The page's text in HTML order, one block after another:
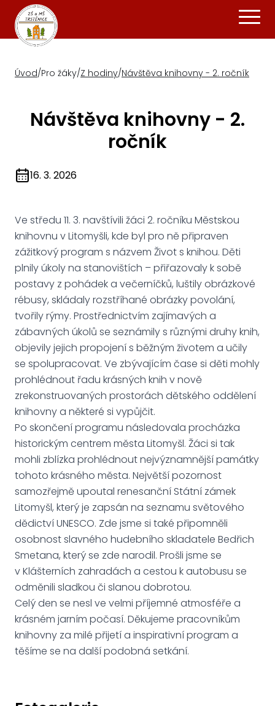
Úvod/Pro žáky/Z hodiny/Návštěva knihovny - 2. ročník
Návštěva knihovny - 2.
ročník
16. 3. 2026
Ve středu 11. 3. navštívili žáci 2. ročníku Městskou
knihovnu v Litomyšli, kde byl pro ně připraven
zážitkový program s názvem Život s knihou. Děti
plnily úkoly na stanovištích – přiřazovaly k sobě
postavy z pohádek a večerníčků, luštily obrázkové
rébusy, skládaly rozstříhané obrázky povolání,
tvořily rýmy. Prostřednictvím zajímavých a
zábavných úkolů se seznámily s různými druhy knih,
objevily jejich propojení s běžným životem a učily
se spolupracovat. Ve zbývajícím čase si děti mohly
prohlédnout řadu krásných knih v nově
zrekonstruovaných prostorách dětského oddělení
knihovny a některé si vypůjčit.
Po skončení programu následovala procházka
historickým centrem města Litomyšl. Žáci si tak
mohli zblízka prohlédnout nejvýznamnější památky
tohoto krásného města. Největší pozornost
samozřejmě upoutal renesanční Státní zámek
Litomyšl, který je zapsán na seznamu světového
dědictví UNESCO. Zde jsme si také připomněli
osobnost slavného hudebního skladatele Bedřich
Smetana, který se zde narodil. Prošli jsme se
v Klášterních zahradách a cestou k autobusu se
odměnili sladkou či slanou dobrotou.
Celý den se nesl ve velmi příjemné atmosféře a
krásném jarním počasí. Děkujeme pracovníkům
knihovny za milé přijetí a inspirativní program a
těšíme se na další podobná setkání.